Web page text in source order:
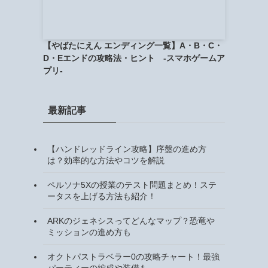
【やばたにえん エンディング一覧】A・B・C・
D・Eエンドの攻略法・ヒント -スマホゲームア
プリ-
最新記事
【ハンドレッドライン攻略】序盤の進め方
は？効率的な方法やコツを解説
ペルソナ5Xの授業のテスト問題まとめ！ステ
ータスを上げる方法も紹介！
ARKのジェネシスってどんなマップ？恐竜や
ミッションの進め方も
オクトパストラベラー0の攻略チャート！最強